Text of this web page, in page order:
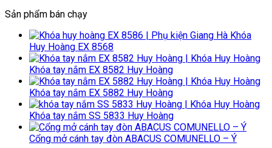
Sản phẩm bán chạy
Khóa
Huy Hoàng EX 8568
Khóa tay nắm EX 8582 Huy Hoàng
Khóa tay nắm EX 5882 Huy Hoàng
Khóa tay nắm SS 5833 Huy Hoàng
Cổng mở cánh tay đòn ABACUS COMUNELLO – Ý